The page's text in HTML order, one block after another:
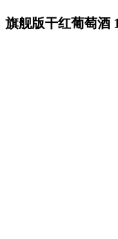
旗舰版干红葡萄酒